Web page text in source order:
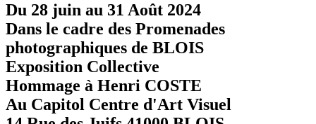
Du 28 juin au 31 Août 2024
Dans le cadre des Promenades
photographiques de BLOIS
Exposition Collective
Hommage à Henri COSTE
Au Capitol Centre d'Art Visuel